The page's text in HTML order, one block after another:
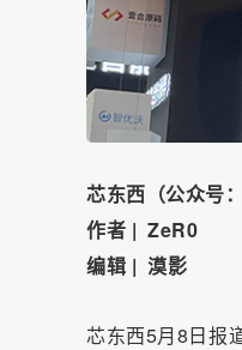
芯东西（公众号
作者 | ZeR0
编辑 | 漠影
芯东西5月8日报